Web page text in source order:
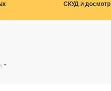
СКУД и досмотр